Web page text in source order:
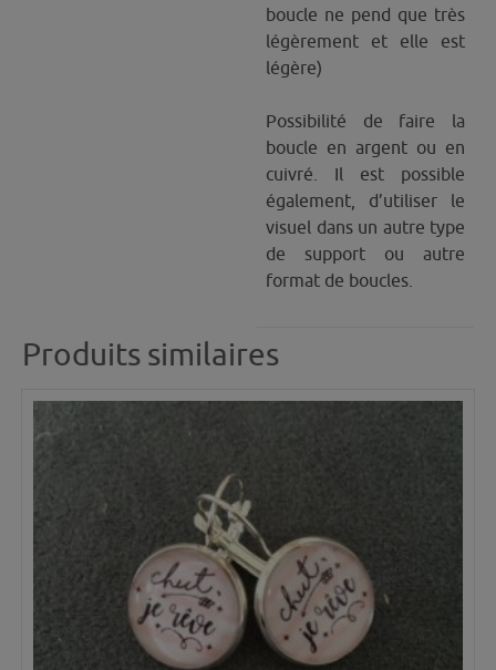
boucle ne pend que très
légèrement et elle est
légère)
Possibilité de faire la
boucle en argent ou en
cuivré. Il est possible
également, d’utiliser le
visuel dans un autre type
de support ou autre
format de boucles.
Produits similaires